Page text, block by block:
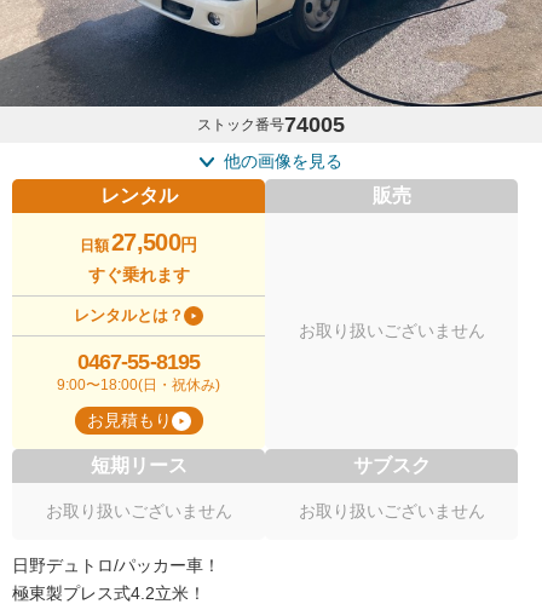
ストック番号74005
他の画像を見る
レンタル
日額27,500円
すぐ乗れます
レンタルとは？
0467-55-8195
9:00〜18:00(日・祝休み)
お見積もり
販売
お取り扱いございません
短期リース
お取り扱いございません
サブスク
お取り扱いございません
日野デュトロ/パッカー車！
極東製プレス式4.2立米！